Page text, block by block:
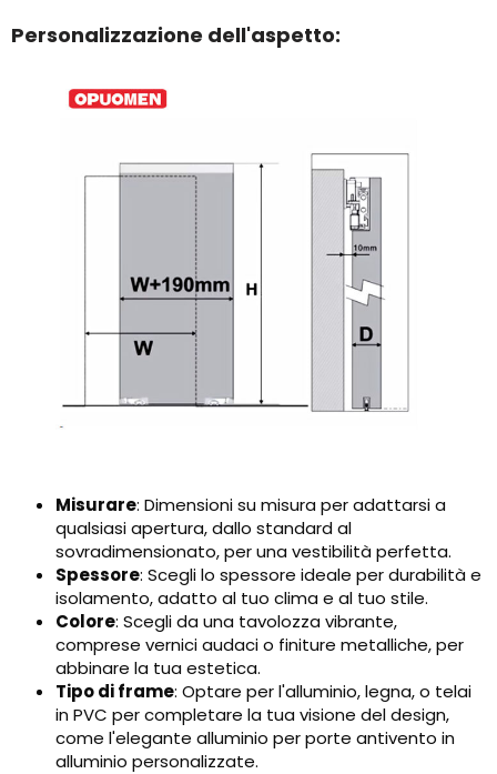
Personalizzazione dell'aspetto:
Misurare: Dimensioni su misura per adattarsi a
qualsiasi apertura, dallo standard al
sovradimensionato, per una vestibilità perfetta.
Spessore: Scegli lo spessore ideale per durabilità e
isolamento, adatto al tuo clima e al tuo stile.
Colore: Scegli da una tavolozza vibrante,
comprese vernici audaci o finiture metalliche, per
abbinare la tua estetica.
Tipo di frame: Optare per l'alluminio, legna, o telai
in PVC per completare la tua visione del design,
come l'elegante alluminio per porte antivento in
alluminio personalizzate.